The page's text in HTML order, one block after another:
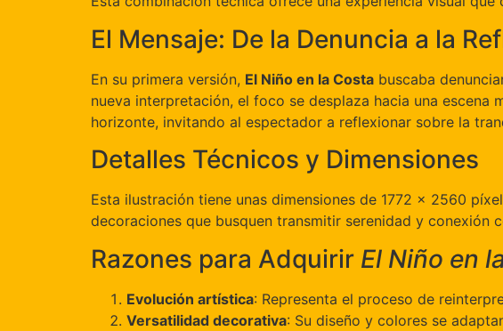
El Mensaje: De la Denuncia a la
En su primera versión, El Niño en la Costa buscaba
nueva interpretación, el foco se desplaza hacia una escena
horizonte, invitando al espectador a reflexionar sobre la
Detalles Técnicos y Dimensiones
Esta ilustración tiene unas dimensiones de 1772 x 2560
decoraciones que busquen transmitir serenidad y conexión
Razones para Adquirir El Niño en
Evolución artística: Representa el proceso de
Versatilidad decorativa: Su diseño y colores se